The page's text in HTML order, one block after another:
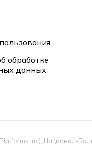
обработке
данных
Inc), Национал-